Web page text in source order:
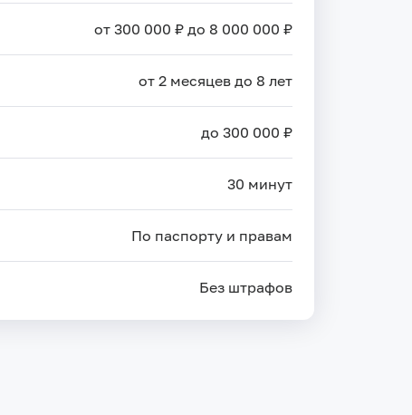
от 300 000 ₽ до 8 000 000 ₽
от 2 месяцев до 8 лет
до 300 000 ₽
30 минут
По паспорту и правам
Без штрафов